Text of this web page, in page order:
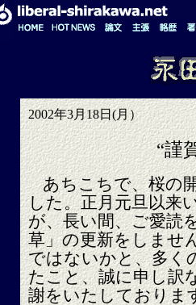
2002年3月18日(月）
“謹
あちこちで、桜の
した。正月元旦以来
が、長い間、ご愛読
草」の更新をしませ
ではないかと、多く
たこと、誠に申し訳
謝をいたしておりま